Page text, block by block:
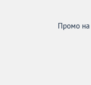
Промо на